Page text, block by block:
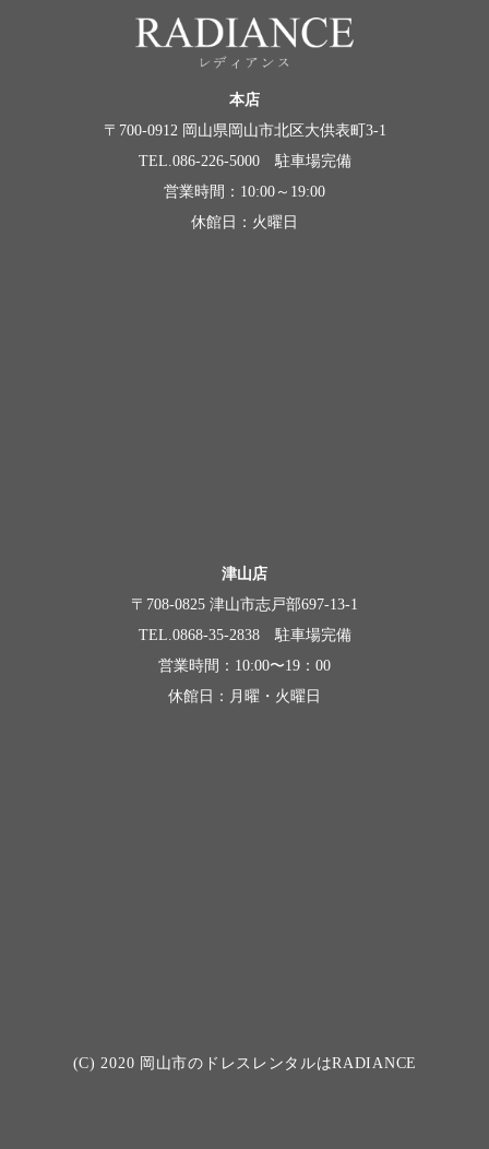
本店
〒700-0912 岡山県岡山市北区大供表町3-1
TEL.086-226-5000 駐車場完備
営業時間：10:00～19:00
休館日：火曜日
津山店
〒708-0825 津山市志戸部697-13-1
TEL.0868-35-2838 駐車場完備
営業時間：10:00〜19：00
休館日：月曜・火曜日
(C) 2020 岡山市のドレスレンタルはRADIANCE